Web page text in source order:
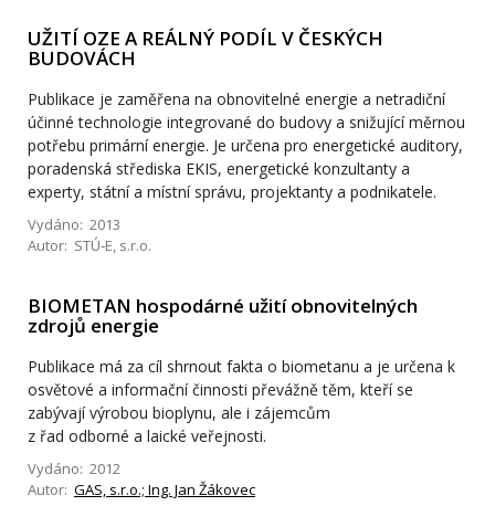
UŽITÍ OZE A REÁLNÝ PODÍL V ČESKÝCH
BUDOVÁCH
Publikace je zaměřena na obnovitelné energie a netradiční
účinné technologie integrované do budovy a snižující měrnou
potřebu primární energie. Je určena pro energetické auditory,
poradenská střediska EKIS, energetické konzultanty a
experty, státní a místní správu, projektanty a podnikatele.
Vydáno: 2013
Autor: STÚ‐E, s.r.o.
BIOMETAN hospodárné užití obnovitelných
zdrojů energie
Publikace má za cíl shrnout fakta o biometanu a je určena k
osvětové a informační činnosti převážně těm, kteří se
zabývají výrobou bioplynu, ale i zájemcům
z řad odborné a laické veřejnosti.
Vydáno: 2012
Autor: GAS, s.r.o.; Ing. Jan Žákovec